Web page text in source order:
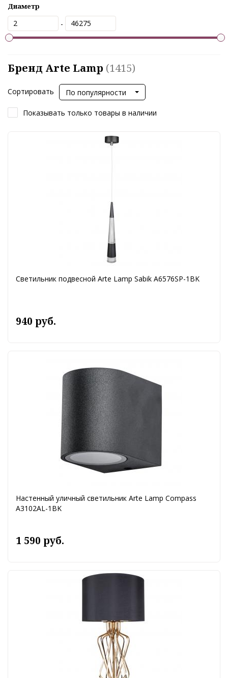
Диаметр
-
Бренд Arte Lamp (1415)
Сортировать По популярности
Показывать только товары в наличии
Светильник подвесной Arte Lamp Sabik A6576SP-1BK
940 руб.
Настенный уличный светильник Arte Lamp Compass
A3102AL-1BK
1 590 руб.